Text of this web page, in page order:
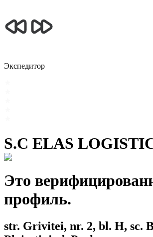
Экспедитор
S.C ELAS
Это
профиль.
str. Grivitei, nr. 2, bl. H, sc.